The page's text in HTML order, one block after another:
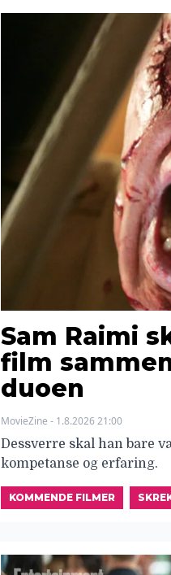
Sam Raimi
film
duoen
MovieZine - 1.8.2026 21:00
Dessverre skal han bare
kompetanse og erfaring.
KOMMENDE FILMER